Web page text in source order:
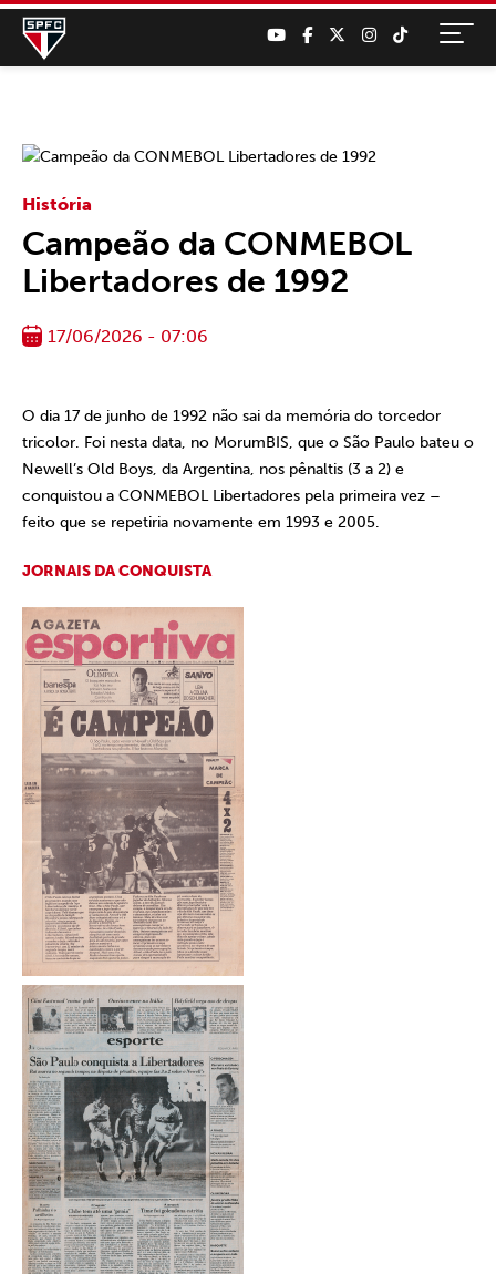
História
Campeão da CONMEBOL
Libertadores de 1992
17/06/2026 - 07:06
O dia 17 de junho de 1992 não sai da memória do torcedor
tricolor. Foi nesta data, no MorumBIS, que o São Paulo bateu o
Newell’s Old Boys, da Argentina, nos pênaltis (3 a 2) e
conquistou a CONMEBOL Libertadores pela primeira vez –
feito que se repetiria novamente em 1993 e 2005.
JORNAIS DA CONQUISTA